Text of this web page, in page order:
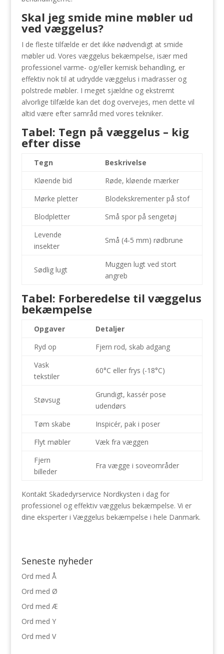
Skal jeg smide mine møbler ud
ved væggelus?
I de fleste tilfælde er det ikke nødvendigt at smide
møbler ud. Vores væggelus bekæmpelse, især med
professionel varme- og/eller kemisk behandling, er
effektiv nok til at udrydde væggelus i madrasser og
polstrede møbler. I meget sjældne og ekstremt
alvorlige tilfælde kan det dog overvejes, men dette vil
altid være efter samråd med vores tekniker.
Tabel: Tegn på væggelus – kig
efter disse
Tegn
Beskrivelse
Kløende bid
Røde, kløende mærker
Mørke pletter
Blodekskrementer på stof
Blodpletter
Små spor på sengetøj
Levende
insekter
Små (4-5 mm) rødbrune
Sødlig lugt
Muggen lugt ved stort
angreb
Tabel: Forberedelse til væggelus
bekæmpelse
Opgaver
Detaljer
Ryd op
Fjern rod, skab adgang
Vask
tekstiler
60°C eller frys (-18°C)
Støvsug
Grundigt, kassér pose
udendørs
Tøm skabe
Inspicér, pak i poser
Flyt møbler
Væk fra væggen
Fjern
billeder
Fra vægge i soveområder
Kontakt Skadedyrservice Nordkysten i dag for
professionel og effektiv væggelus bekæmpelse. Vi er
dine eksperter i Væggelus bekæmpelse i hele Danmark.
Seneste nyheder
Ord med Å
Ord med Ø
Ord med Æ
Ord med Y
Ord med V